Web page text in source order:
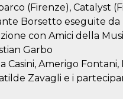
(Firenze), Catalyst
Borsetto eseguite da
con Amici della
Garbo
Casini, Amerigo
Zavagli e i
Automattic
Inc.
.oooh.events
PHP.net
oooh.events